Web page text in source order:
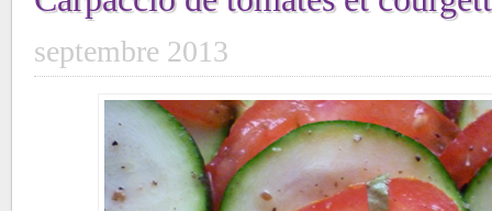
septembre 2013